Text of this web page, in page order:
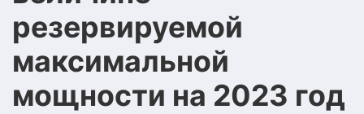
резервируемой
максимальной
мощности на 2023 год